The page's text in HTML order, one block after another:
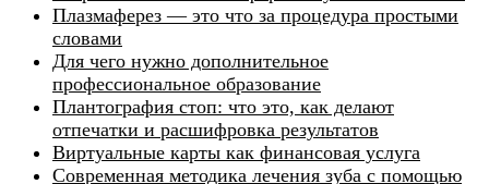
Плазмаферез — это что за процедура простыми
словами
Для чего нужно дополнительное
профессиональное образование
Плантография стоп: что это, как делают
отпечатки и расшифровка результатов
Виртуальные карты как финансовая услуга
Современная методика лечения зуба с помощью